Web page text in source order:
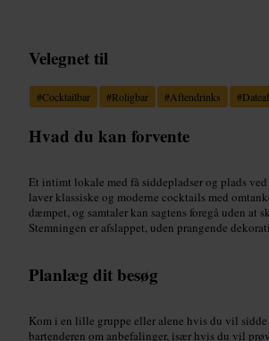
Velegnet til
#Cocktailbar #Roligbar #Aftendrinks #
Hvad du kan forvente
Et intimt lokale med få siddepladser og plads ved
laver klassiske og moderne cocktails med
dæmpet, og samtaler kan sagtens foregå uden at
Stemningen er afslappet, uden prangende
Planlæg dit besøg
Kom i en lille gruppe eller alene hvis du vil sidde
bartenderen om anbefalinger, især hvis du vil